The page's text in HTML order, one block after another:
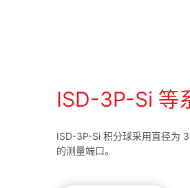
ISD-3P-Si 等
ISD-3P-Si 积分球采用直径为
的测量端口。